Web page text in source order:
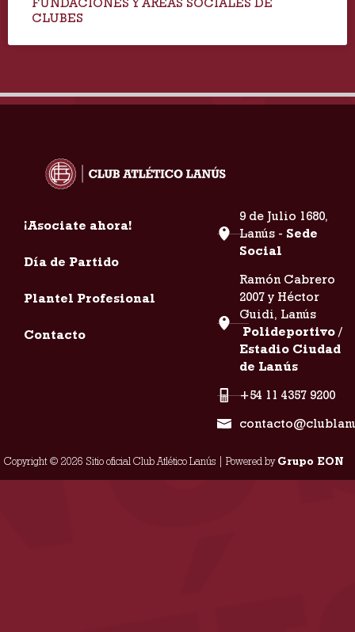
CLUBES
¡Asociate ahora!
Día de Partido
Plantel Profesional
Contacto
9 de Julio 1680,
Lanús - Sede
Social
Ramón Cabrero
2007 y Héctor
Guidi, Lanús
Polideportivo /
Estadio Ciudad
de Lanús
+54 11 4357 9200
Copyright © 2026 Sitio oficial Club Atlético Lanús | Powered byGrupo EON